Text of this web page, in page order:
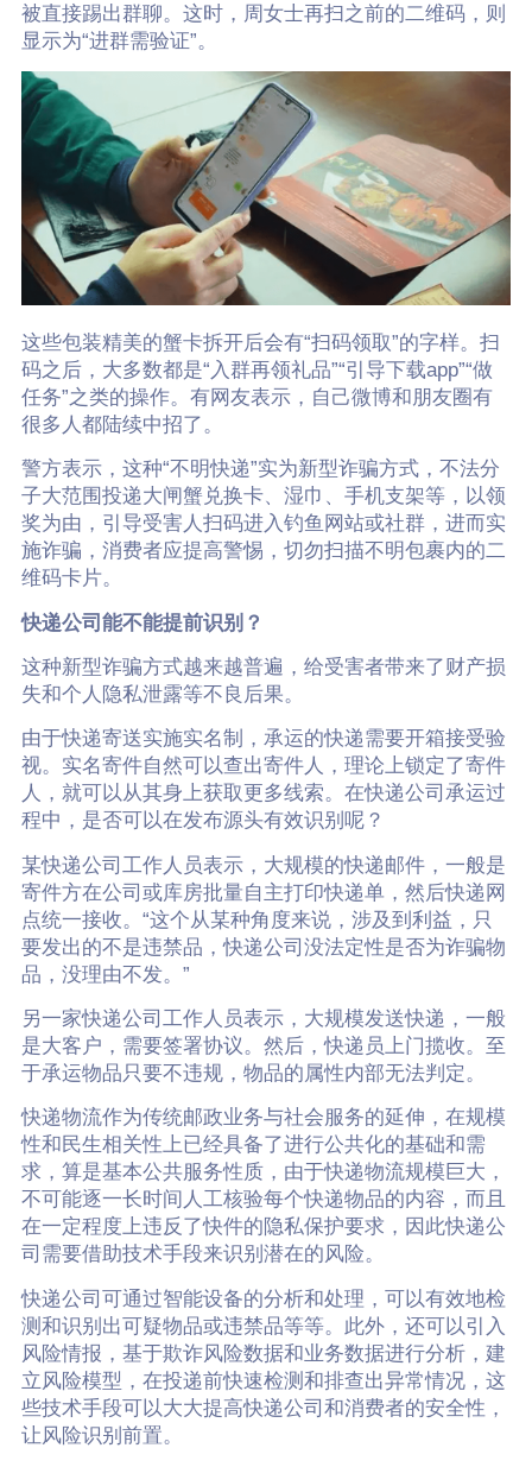
被直接踢出群聊。这时，周女士再扫之前的二维码，则
显示为“进群需验证”。
这些包装精美的蟹卡拆开后会有“扫码领取”的字样。扫
码之后，大多数都是“入群再领礼品”“引导下载app”“做
任务”之类的操作。有网友表示，自己微博和朋友圈有
很多人都陆续中招了。
警方表示，这种“不明快递”实为新型诈骗方式，不法分
子大范围投递大闸蟹兑换卡、湿巾、手机支架等，以领
奖为由，引导受害人扫码进入钓鱼网站或社群，进而实
施诈骗，消费者应提高警惕，切勿扫描不明包裹内的二
维码卡片。
快递公司能不能提前识别？
这种新型诈骗方式越来越普遍，给受害者带来了财产损
失和个人隐私泄露等不良后果。
由于快递寄送实施实名制，承运的快递需要开箱接受验
视。实名寄件自然可以查出寄件人，理论上锁定了寄件
人，就可以从其身上获取更多线索。在快递公司承运过
程中，是否可以在发布源头有效识别呢？
某快递公司工作人员表示，大规模的快递邮件，一般是
寄件方在公司或库房批量自主打印快递单，然后快递网
点统一接收。“这个从某种角度来说，涉及到利益，只
要发出的不是违禁品，快递公司没法定性是否为诈骗物
品，没理由不发。”
另一家快递公司工作人员表示，大规模发送快递，一般
是大客户，需要签署协议。然后，快递员上门揽收。至
于承运物品只要不违规，物品的属性内部无法判定。
快递物流作为传统邮政业务与社会服务的延伸，在规模
性和民生相关性上已经具备了进行公共化的基础和需
求，算是基本公共服务性质，由于快递物流规模巨大，
不可能逐一长时间人工核验每个快递物品的内容，而且
在一定程度上违反了快件的隐私保护要求，因此快递公
司需要借助技术手段来识别潜在的风险。
快递公司可通过智能设备的分析和处理，可以有效地检
测和识别出可疑物品或违禁品等等。此外，还可以引入
风险情报，基于欺诈风险数据和业务数据进行分析，建
立风险模型，在投递前快速检测和排查出异常情况，这
些技术手段可以大大提高快递公司和消费者的安全性，
让风险识别前置。